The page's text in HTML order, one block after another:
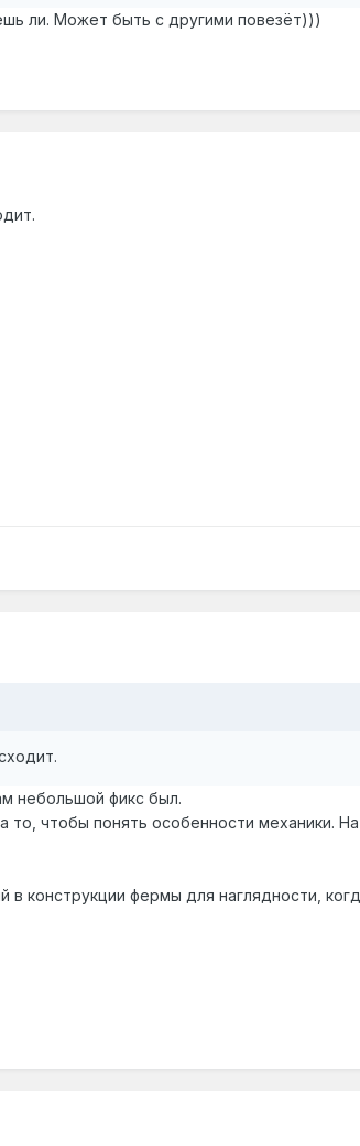
ли. Может быть с другими повезёт)))
.
небольшой фикс был.
то, чтобы понять особенности механики.
в конструкции фермы для наглядности,